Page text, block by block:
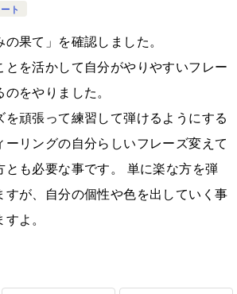
ト
果て」を確認しました。
とを活かして自分がやりやすいフレー
をやりました。
頑張って練習して弾けるようにする
リングの自分らしいフレーズ変えて
とも必要な事です。 単に楽な方を弾
すが、自分の個性や色を出していく事
よ。